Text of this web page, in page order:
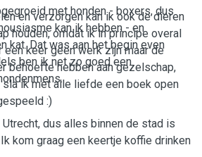
met honden - boxers, dus
kan ik hebben - en
kat. Dat was aan het begin even
ben ik net zo goed een
en verzorgen kan ik ook de dieren
houden, omdat ik in principe overal
een keer geen werk zijn maar de
behoefte hebben aan gezelschap,
ik met alle liefde een boek open
:)
dus alles binnen de stad is
kom graag een keertje koffie drinken